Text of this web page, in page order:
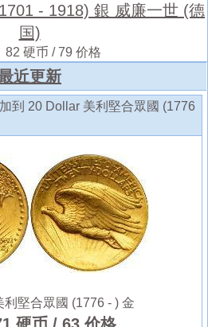
- 1918) 銀 威廉一世 (德
国)
82 硬币 / 79 价格
近更新
到 20 Dollar 美利堅合眾國 (1776
堅合眾國 (1776 - ) 金
硬币 / 63 价格